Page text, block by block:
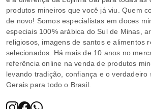
produtos mineiros que você já viu. Quem
de novo! Somos especialistas em doces
especiais 100% arábica do Sul de Minas,
religiosos, imagens de santos e alimentos
selecionados. Há mais de 10 anos no
referência online na venda de produtos
levando tradição, confiança e o verdadeiro
Gerais para todo o Brasil.